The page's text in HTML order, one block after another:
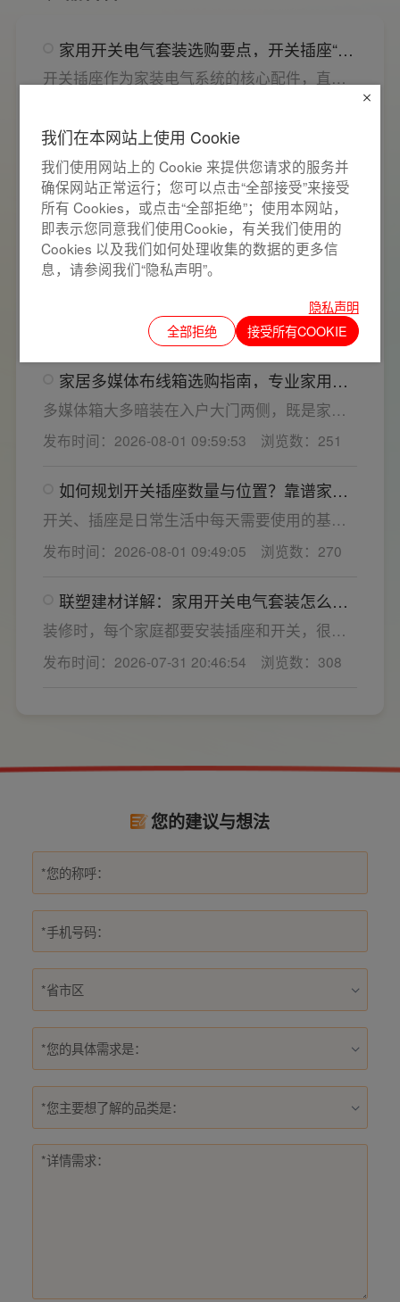
家用开关电气套装选购要点，开关插座“七
看”甄选技巧
开关插座作为家装电气系统的核心配件，直接
选材，选对一套靠谱的家用开关电气套装尤为
关键。联塑建材总结专业选购“七看”技巧，帮大
家精准避坑，挑选安全耐用的开关插座产品。
联塑建材教您如何鉴别开关插座内部铜片
质量
相信大家在购买开关插座时，通常都希望买到
一款寿命长，质量好的产品，那么对于开关插
座而言，其里面的铜片好坏就直接决定了它的
质量。在相同材质情况下看铜片的长短，铜片
越长越好(因为铜片长度决定了插座距离的大
小，插孔间距越宽二三插同时插入越方便)。
发布时间：2026-08-01 10:15:00 浏览数：124
联塑建材告诉你空气开关频繁跳闸的核心
原因与技术对策
电路稳定、开关可靠是用电安全的基础，空开
频繁跳闸大多源于电压波动、配件适配性不足
或防护结构设计缺陷。联塑建材依托成熟的电
气研发与工程应用经验，打造高品质家装开关
电气套装产品，结构设计科学、稳压防护性能
优异，可有效应对电压瞬变、电网波动等场
发布时间：2026-08-01 10:08:22 浏览数：278
家居多媒体布线箱选购指南，专业家用开
关电气套装厂家为您详解
多媒体箱大多暗装在入户大门两侧，既是家居
弱电线路的集中收纳载体，也会影响墙面整体
装修美观度，外观颜值、内部空间、模块化功
一站式配齐全屋电气产品，选择综合实力过硬
的家用开关电气套装厂家，可以同时搞定开关
购与售后更省心。
发布时间：2026-08-01 09:59:53 浏览数：251
如何规划开关插座数量与位置？靠谱家用
开关电气套装品牌怎么选？
开关、插座是日常生活中每天需要使用的基础
电气配件。随着家用电器的普及，需要的电源
插座和开关也会越来越多。装修前期除了规划
关键。如果装修时开关、插座的数量设置不
够，或者开关、插座的位置设置不合理，会给
隐患。 所以装修前一定要精心规划开关、插座
发布时间：2026-08-01 09:49:05 浏览数：270
联塑建材详解：家用开关电气套装怎么
选，开关插座怎么安装更安全
装修时，每个家庭都要安装插座和开关，很多
业主在挑选家用开关电气套装之后，并不清楚
插座、开关合理的离地高度以及规范的安装方
发布时间：2026-07-31 20:46:54 浏览数：308
您的建议与想法
*您的具体需求是：
*您主要想了解的品类是：
我们在本网站上使用 Cookie
我们使用网站上的 Cookie 来提供您请求的服务并
确保网站正常运行；您可以点击“全部接受”来接受
所有 Cookies，或点击“全部拒绝”；使用本网站，
即表示您同意我们使用Cookie，有关我们使用的
Cookies 以及我们如何处理收集的数据的更多信
息，请参阅我们“隐私声明”。
隐私声明
全部拒绝
接受所有COOKIE